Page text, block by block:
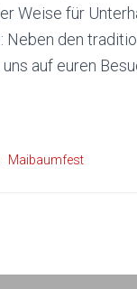
Weise für
den
auf euren
Maibaumfest